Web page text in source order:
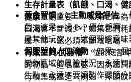
生存計量表（飢餓、口渴、健
健康至關重要——如果它降為
口渴會不斷減少；如果它們
速下降。您必須不斷地吃喝。
有效工具/武器槽： 位於底部
的物品。這很重要，因為您
行收集或建造（例如，斧頭
黃金習慣 2：主動威脅評估-
戲；這是一場 PvP 優化競賽
是其他玩家。」這個習慣意味
伺服器的人口流動 。如果一
變你區域的風險狀況。永遠
生點。永遠不要讓製作環節